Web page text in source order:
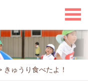

きゅうり食べたよ！